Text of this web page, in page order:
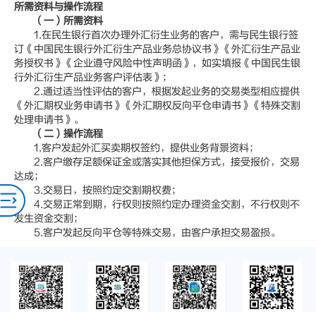
所需资料与操作流程
（一）所需资料
1.在民生银行首次办理外汇衍生业务的客户，需与民生银行签
订《中国民生银行外汇衍生产品业务总协议书》《外汇衍生产品业
务授权书》《企业遵守风险中性声明函》，如实填报《中国民生银
行外汇衍生产品业务客户评估表》；
2.通过适当性评估的客户，根据发起业务的交易类型相应提供
《外汇期权业务申请书》《外汇期权反向平仓申请书》《特殊交割
处理申请书》。
（二）操作流程
1.客户发起外汇买卖期权签约，提供业务背景资料；
2.客户缴存足额保证金或落实其他担保方式，接受报价，交易
达成；
3.交易日，按照约定交割期权费；
4.交易正常到期，行权则按照约定办理资金交割，不行权则不
发生资金交割；
5.客户发起反向平仓等特殊交易，由客户承担交易盈损。